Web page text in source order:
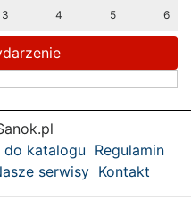
3 4 5 6
do katalogu Regulamin
serwisy Kontakt